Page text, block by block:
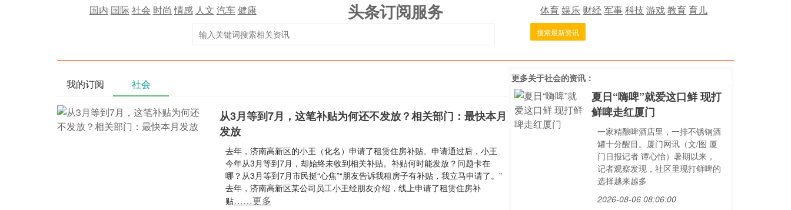
国内 国际社会 时尚 情感 人文 汽车健康 头条订阅服务 体育娱乐 财经军事科技游戏教育育儿
搜索最新资讯
我的订阅 社会
从3月等到7月，这笔补贴为何还不发放？相关部门：最快本月
发放
去年，济南高新区的小王（化名）申请了租赁住房补贴。申请通过后，小王
今年从3月等到7月，却始终未收到相关补贴。补贴何时能发放？问题卡在
哪？从3月等到7月市民挺“心焦”“朋友告诉我租房子有补贴，我立马申请了。”
去年，济南高新区某公司员工小王经朋友介绍，线上申请了租赁住房补
贴……更多
更多关于社会的资讯：
夏日“嗨啤”就爱这口鲜 现打
鲜啤走红厦门
一家精酿啤酒店里，一排不锈钢酒
罐十分醒目。厦门网讯（文/图 厦
门日报记者 谭心怡）暑期以来，
记者观察发现，社区里现打鲜啤的
选择越来越多
2026-08-06 08:06:00